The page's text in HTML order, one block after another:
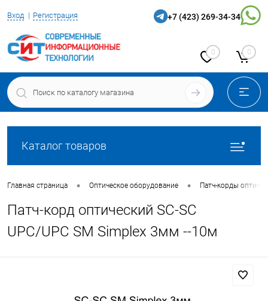
Вход Регистрация +7 (423) 269-34-34
0 0
Каталог товаров
Главная страница • Оптическое оборудование • Патч-корды
Патч-корд оптический SC-SC
UPC/UPC SM Simplex 3мм --10м